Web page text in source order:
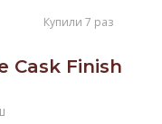
Купили 7 раз
Cask Finish